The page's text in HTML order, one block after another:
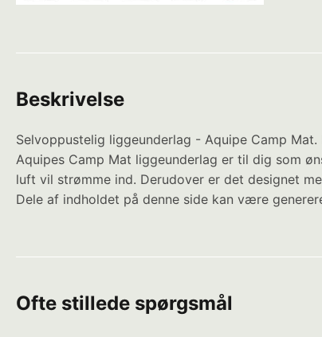
Beskrivelse
Selvoppustelig liggeunderlag - Aquipe Camp
Aquipes Camp Mat liggeunderlag er til dig som
luft vil strømme ind. Derudover er det designet
Dele af indholdet på denne side kan være
Ofte stillede spørgsmål